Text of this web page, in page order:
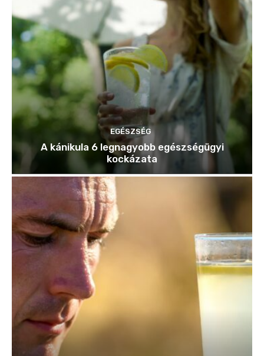
EGÉSZSÉG
A kánikula 6 legnagyobb egészségügyi
kockázata